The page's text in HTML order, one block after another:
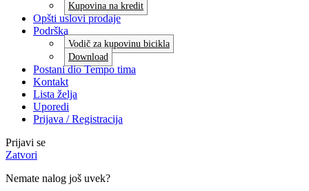
Kupovina na kredit
Opšti uslovi prodaje
Podrška
Vodič za kupovinu bicikla
Download
Postani dio Tempo tima
Kontakt
Lista želja
Uporedi
Prijava / Registracija
Prijavi se
Zatvori
Nemate nalog još uvek?